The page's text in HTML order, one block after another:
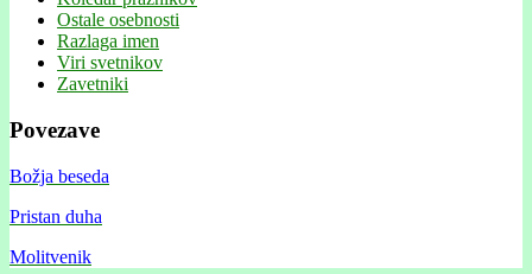
Ostale osebnosti
Razlaga imen
Viri svetnikov
Zavetniki
Povezave
Božja beseda
Pristan duha
Molitvenik